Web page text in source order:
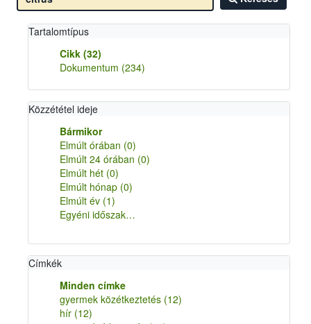
Tartalomtípus
Cikk (32)
Dokumentum (234)
Közzététel ideje
Bármikor
Elmúlt órában (0)
Elmúlt 24 órában (0)
Elmúlt hét (0)
Elmúlt hónap (0)
Elmúlt év (1)
Egyéni időszak…
Címkék
Minden címke
gyermek közétkeztetés (12)
hír (12)